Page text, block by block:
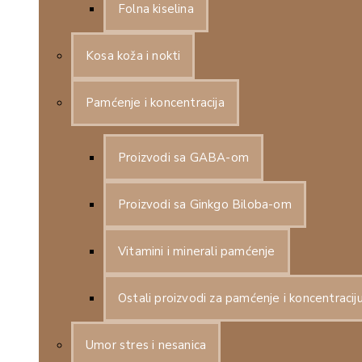
Folna kiselina
Kosa koža i nokti
Pamćenje i koncentracija
Proizvodi sa GABA-om
Proizvodi sa Ginkgo Biloba-om
Vitamini i minerali pamćenje
Ostali proizvodi za pamćenje i
Umor stres i nesanica